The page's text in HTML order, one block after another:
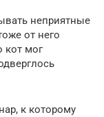
неприятные
от него
кот мог
к которому